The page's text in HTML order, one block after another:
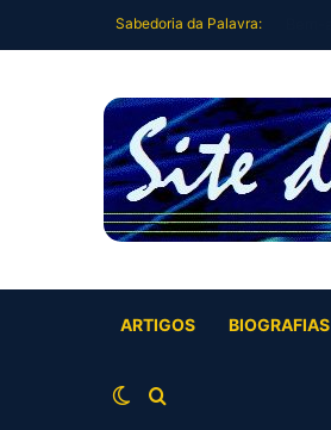
Sabedoria da Palavra:
ARTIGOS BIOGRAFIAS
Switch skin
Buscar por